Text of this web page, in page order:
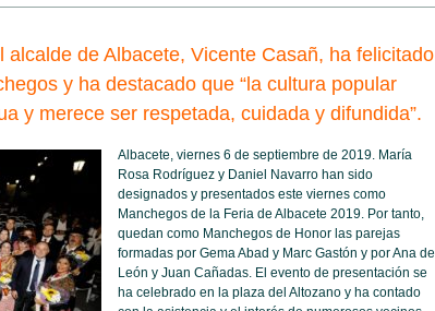
alcalde de Albacete, Vicente Casañ, ha felicitado
y ha destacado que “la cultura popular
y merece ser respetada, cuidada y difundida”.
Albacete, viernes 6 de septiembre de 2019. María
Rosa Rodríguez y Daniel Navarro han sido
designados y presentados este viernes como
Manchegos de la Feria de Albacete 2019. Por tanto,
quedan como Manchegos de Honor las parejas
formadas por Gema Abad y Marc Gastón y por Ana de
León y Juan Cañadas. El evento de presentación se
ha celebrado en la plaza del Altozano y ha contado